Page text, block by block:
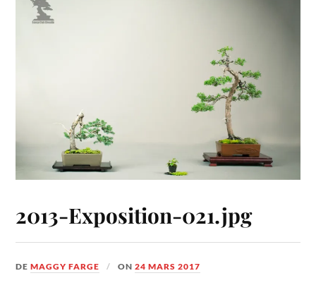
2013-Exposition-021.jpg
DEMAGGY FARGE ON24 MARS 2017